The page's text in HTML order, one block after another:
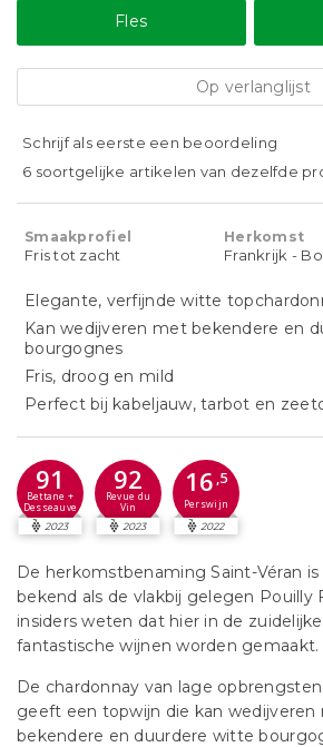
Fles
Op verlanglijst
Schrijf als eerste een beoordeling
6 soortgelijke artikelen van dezelfde
Smaakprofiel
Fris tot zacht
Herkomst
Frankrijk -
Elegante, verfijnde witte
Kan wedijveren met bekendere en
bourgognes
Fris, droog en mild
Perfect bij kabeljauw, tarbot en
91
Bettane +
Desseauve
2023
92
Revue du
Vin
2023
16 ,5
Perswijn
2022
De herkomstbenaming Saint-Véran
bekend als de vlakbij gelegen Pouilly
insiders weten dat hier in de
fantastische wijnen worden gemaakt.
De chardonnay van lage
geeft een topwijn die kan wedijveren
bekendere en duurdere witte